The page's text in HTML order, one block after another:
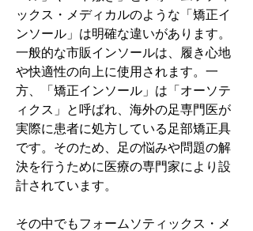
ックス・メディカルのような「矯正イ
ンソール」は明確な違いがあります。
一般的な市販インソールは、履き心地
や快適性の向上に使用されます。一
方、「矯正インソール」は「オーソテ
ィクス」と呼ばれ、海外の足専門医が
実際に患者に処方している足部矯正具
です。そのため、足の悩みや問題の解
決を行うために医療の専門家により設
計されています。
その中でもフォームソティックス・メ